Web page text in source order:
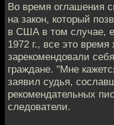
Во время оглашения
на закон, который
в США в том случае,
1972 г., все это
зарекомендовали
граждане. "Мне
заявил судья,
рекомендательных
следователи.